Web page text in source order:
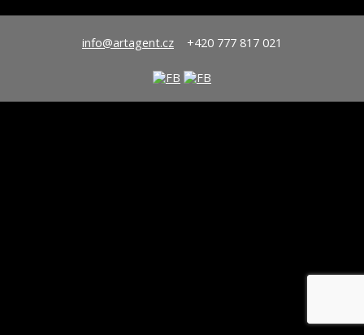
info@artagent.cz+420 777 817 021